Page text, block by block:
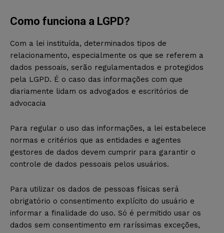
Como funciona a LGPD?
Com a lei instituída, determinados tipos de
relacionamento, especialmente os que se referem a
dados pessoais, serão regulamentados e protegidos
pela LGPD. É o caso das informações com que
diariamente lidam os advogados e escritórios de
advocacia
Para regular o uso das informações, a lei estabelece
normas e critérios que as entidades e agentes
gestores de dados devem cumprir para garantir o
controle de dados pessoais pelos usuários.
Para utilizar os dados de pessoas físicas será
obrigatório o consentimento explícito do usuário e
informar a finalidade do uso. Só é permitido usar os
dados sem consentimento em raríssimas exceções,